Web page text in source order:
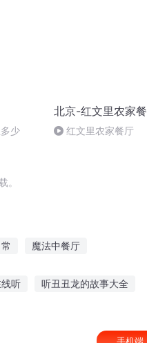
少
北京-红文里农家
红文里农家餐厅
。
魔法中餐厅
听 听丑丑龙的故事大全